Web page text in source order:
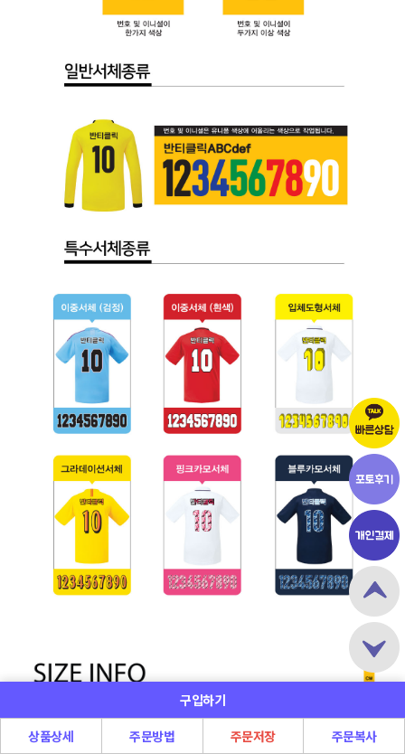
상품상세
구입하기
주문방법
주문저장 주문복사